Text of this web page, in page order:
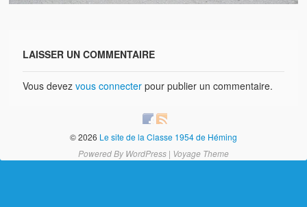
20 ans, ça se fête ! Souvenirs de 2009…
2014, les 25 ans de l’association
17/05/2015 : LA vidéo souvenir 2015
LAISSER UN COMMENTAIRE
Vous devezvous connecter pour publier un commentaire.
© 2026 Le site de la Classe 1954 de Héming
Powered By WordPress| Voyage Theme